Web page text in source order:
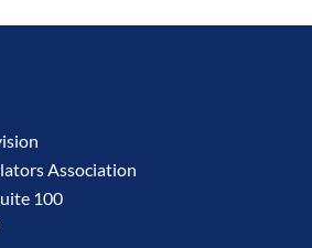
Association
100